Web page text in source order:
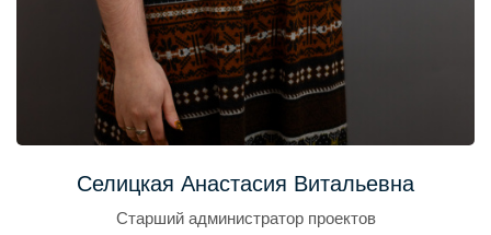
Селицкая Анастасия Витальевна
Старший администратор проектов